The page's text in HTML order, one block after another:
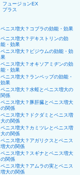
フュージョンEX
プラス
ペニス増大？コブラの効能・効果
ペニス増大？デキストリンの効
能・効果
ペニス増大？ビジウムの効能・効
果
ペニス増大？オキソアミヂンの効
能・効果
ペニス増大？ランペップの効能・
効果
ペニス増大？水蛭とペニス増大の
関係
ペニス増大？豚肝臓とペニス増大
の関係
ペニス増大？ドクダミとペニス増
大の関係
ペニス増大？カミツレとペニス増
大の関係
ペニス増大？アガリクスとペニス
増大の関係
ペニス増大？スギナとペニス増大
の関係
ペニス増大？アムラの実とペニス
増大の関係